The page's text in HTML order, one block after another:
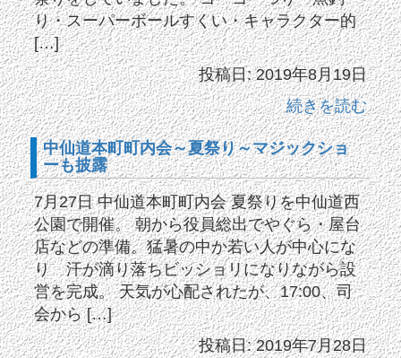
り・スーパーボールすくい・キャラクター的
[…]
投稿日: 2019年8月19日
続きを読む
中仙道本町町内会～夏祭り～マジックショ
ーも披露
7月27日 中仙道本町町内会 夏祭りを中仙道西
公園で開催。 朝から役員総出でやぐら・屋台
店などの準備。猛暑の中か若い人が中心にな
り 汗が滴り落ちビッショリになりながら設
営を完成。 天気が心配されたが、17:00、司
会から […]
投稿日: 2019年7月28日